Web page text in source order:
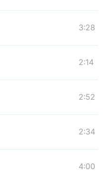
3:28
2:14
2:52
2:34
4:00